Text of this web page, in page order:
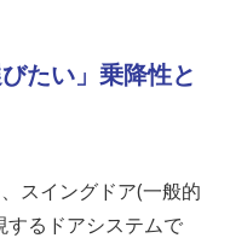
たい」乗降性と
スイングドア(一般的
するドアシステムで